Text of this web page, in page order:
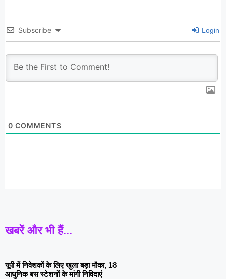
Subscribe Login
0 COMMENTS
खबरें और भी हैं...
यूपी में निवेशकों के लिए खुला बड़ा मौका, 18
आधुनिक बस स्टेशनों के मांगी निविदाएं